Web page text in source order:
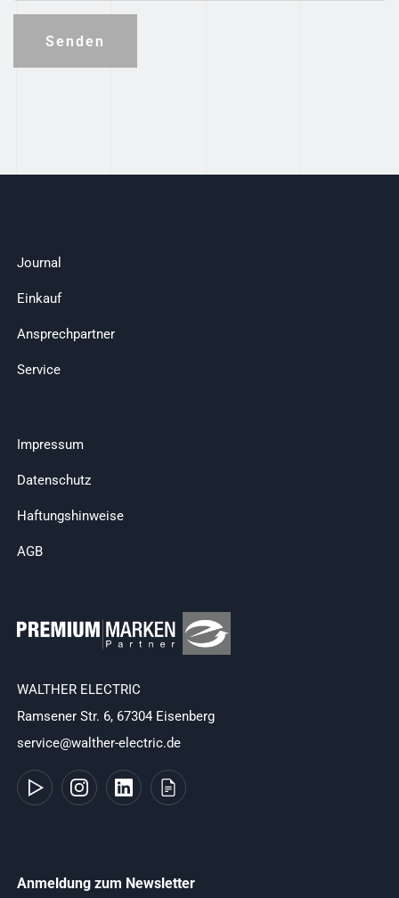
Senden
Journal
Einkauf
Ansprechpartner
Service
Impressum
Datenschutz
Haftungshinweise
AGB
WALTHER ELECTRIC
Ramsener Str. 6, 67304 Eisenberg
service@walther-electric.de
Anmeldung zum Newsletter